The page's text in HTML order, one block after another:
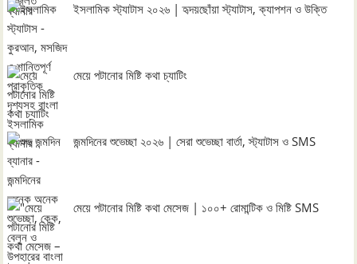
ইসলামিক স্ট্যাটাস ২০২৬ | হৃদয়ছোঁয়া স্ট্যাটাস, ক্যাপশন ও উক্তি
মেয়ে পটানোর মিষ্টি কথা চ্যাটিং
জন্মদিনের শুভেচ্ছা ২০২৬ | সেরা শুভেচ্ছা বার্তা, স্ট্যাটাস ও SMS
মেয়ে পটানোর মিষ্টি কথা মেসেজ | ১০০+ রোমান্টিক ও মিষ্টি SMS